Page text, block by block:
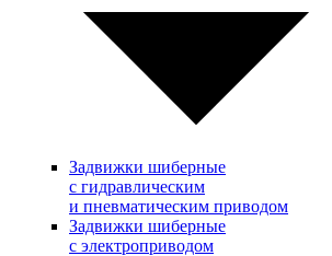
Задвижки шиберные
с гидравлическим
и пневматическим приводом
Задвижки шиберные
с электроприводом